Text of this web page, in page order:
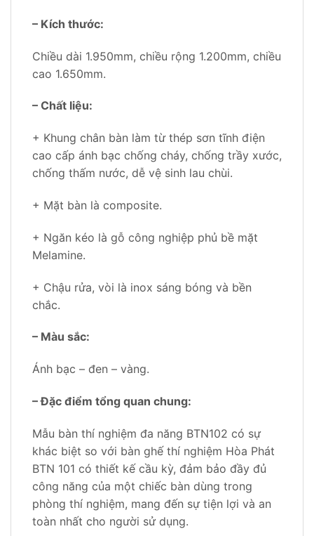
– Kích thước:
Chiều dài 1.950mm, chiều rộng 1.200mm, chiều
cao 1.650mm.
– Chất liệu:
+ Khung chân bàn làm từ thép sơn tĩnh điện
cao cấp ánh bạc chống cháy, chống trầy xước,
chống thấm nước, dễ vệ sinh lau chùi.
+ Mặt bàn là composite.
+ Ngăn kéo là gỗ công nghiệp phủ bề mặt
Melamine.
+ Chậu rửa, vòi là inox sáng bóng và bền
chắc.
– Màu sắc:
Ánh bạc – đen – vàng.
– Đặc điểm tổng quan chung:
Mẫu bàn thí nghiệm đa năng BTN102 có sự
khác biệt so với bàn ghế thí nghiệm Hòa Phát
BTN 101 có thiết kế cầu kỳ, đảm bảo đầy đủ
công năng của một chiếc bàn dùng trong
phòng thí nghiệm, mang đến sự tiện lợi và an
toàn nhất cho người sử dụng.